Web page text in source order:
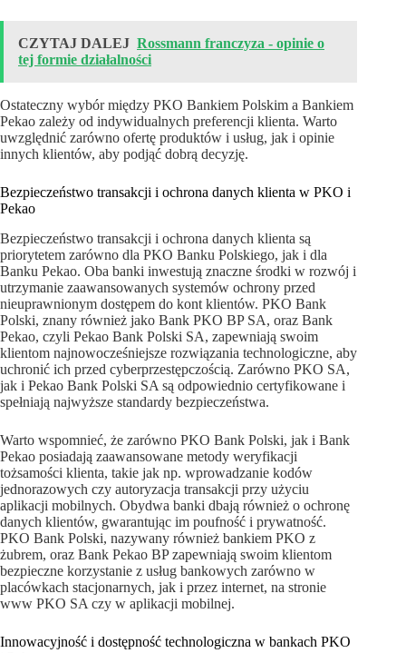
CZYTAJ DALEJ Rossmann franczyza - opinie o
tej formie działalności
Ostateczny wybór między PKO Bankiem Polskim a Bankiem
Pekao zależy od indywidualnych preferencji klienta. Warto
uwzględnić zarówno ofertę produktów i usług, jak i opinie
innych klientów, aby podjąć dobrą decyzję.
Bezpieczeństwo transakcji i ochrona danych klienta w PKO i
Pekao
Bezpieczeństwo transakcji i ochrona danych klienta są
priorytetem zarówno dla PKO Banku Polskiego, jak i dla
Banku Pekao. Oba banki inwestują znaczne środki w rozwój i
utrzymanie zaawansowanych systemów ochrony przed
nieuprawnionym dostępem do kont klientów. PKO Bank
Polski, znany również jako Bank PKO BP SA, oraz Bank
Pekao, czyli Pekao Bank Polski SA, zapewniają swoim
klientom najnowocześniejsze rozwiązania technologiczne, aby
uchronić ich przed cyberprzestępczością. Zarówno PKO SA,
jak i Pekao Bank Polski SA są odpowiednio certyfikowane i
spełniają najwyższe standardy bezpieczeństwa.
Warto wspomnieć, że zarówno PKO Bank Polski, jak i Bank
Pekao posiadają zaawansowane metody weryfikacji
tożsamości klienta, takie jak np. wprowadzanie kodów
jednorazowych czy autoryzacja transakcji przy użyciu
aplikacji mobilnych. Obydwa banki dbają również o ochronę
danych klientów, gwarantując im poufność i prywatność.
PKO Bank Polski, nazywany również bankiem PKO z
żubrem, oraz Bank Pekao BP zapewniają swoim klientom
bezpieczne korzystanie z usług bankowych zarówno w
placówkach stacjonarnych, jak i przez internet, na stronie
www PKO SA czy w aplikacji mobilnej.
Innowacyjność i dostępność technologiczna w bankach PKO